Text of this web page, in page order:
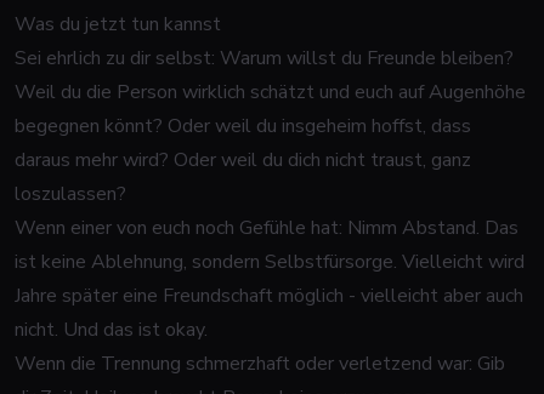
Was du jetzt tun kannst
Sei ehrlich zu dir selbst: Warum willst du Freunde bleiben?
Weil du die Person wirklich schätzt und euch auf Augenhöhe
begegnen könnt? Oder weil du insgeheim hoffst, dass
daraus mehr wird? Oder weil du dich nicht traust, ganz
loszulassen?
Wenn einer von euch noch Gefühle hat: Nimm Abstand. Das
ist keine Ablehnung, sondern Selbstfürsorge. Vielleicht wird
Jahre später eine Freundschaft möglich - vielleicht aber auch
nicht. Und das ist okay.
Wenn die Trennung schmerzhaft oder verletzend war: Gib